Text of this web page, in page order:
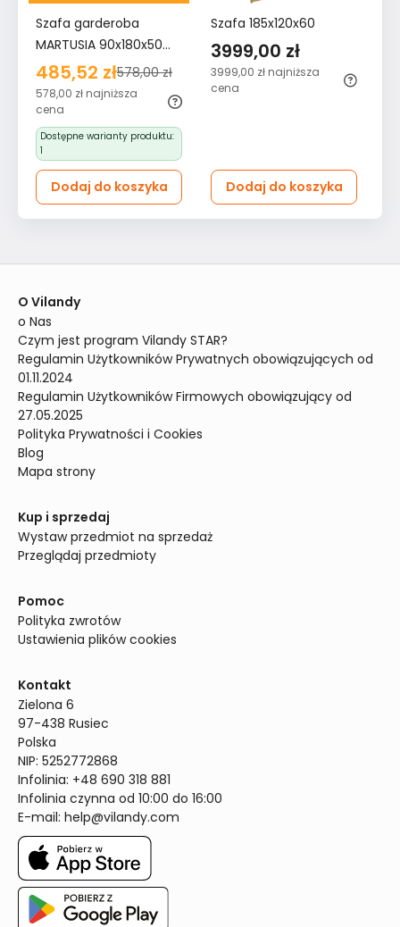
Szafa garderoba
MARTUSIA 90x180x50
cm drzwi półki do
przedpokoju lub pokoju
biała bestseller
485,52 zł578,00 zł
578,00 zł najniższa
cena
Dostępne warianty produktu:
1
Dodaj do koszyka
Szafa 185x120x60
3999,00 zł
3999,00 zł najniższa
cena
Dodaj do koszyka
O Vilandy
o Nas
Czym jest program Vilandy STAR?
Regulamin Użytkowników Prywatnych obowiązujących od
01.11.2024
Regulamin Użytkowników Firmowych obowiązujący od
27.05.2025
Polityka Prywatności i Cookies
Blog
Mapa strony
Kup i sprzedaj
Wystaw przedmiot na sprzedaż
Przeglądaj przedmioty
Pomoc
Polityka zwrotów
Ustawienia plików cookies
Kontakt
Zielona 6
97-438 Rusiec
Polska
NIP: 5252772868
Infolinia: +48 690 318 881
Infolinia czynna od 10:00 do 16:00
E-mail: help@vilandy.com